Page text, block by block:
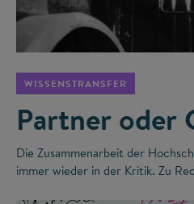
WISSENSTRANSFER
Partner oder
Die Zusammenarbeit der
immer wieder in der Kritik. Zu